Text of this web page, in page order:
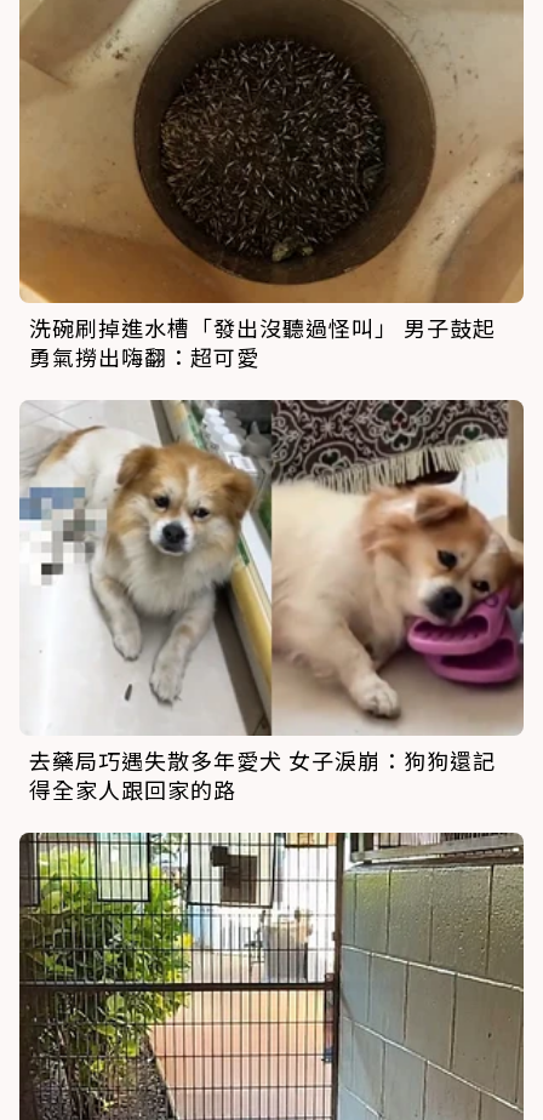
洗碗刷掉進水槽「發出沒聽過怪叫」 男子鼓起
勇氣撈出嗨翻：超可愛
去藥局巧遇失散多年愛犬 女子淚崩：狗狗還記
得全家人跟回家的路